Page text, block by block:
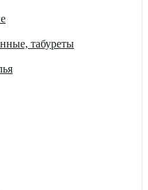
табуреты